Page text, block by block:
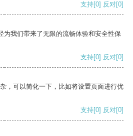
支持[0] 反对[0]
为我们带来了无限的流畅体验和安全性保
支持[0] 反对[0]
，可以简化一下，比如将设置页面进行优
支持[0] 反对[0]